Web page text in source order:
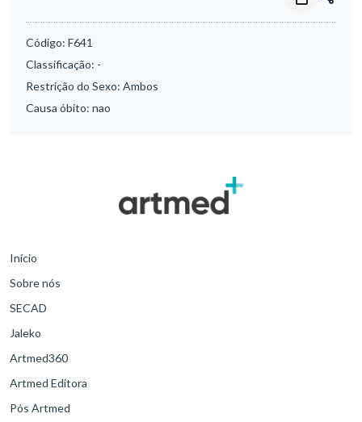
Código: F641
Classificação: -
Restrição do Sexo: Ambos
Causa óbito: nao
Início
Sobre nós
SECAD
Jaleko
Artmed360
Artmed Editora
Pós Artmed